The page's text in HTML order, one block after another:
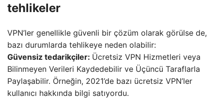
tehlikeler
VPN’ler genellikle güvenli bir çözüm olarak görülse de,
bazı durumlarda tehlikeye neden olabilir:
Güvensiz tedarikçiler: Ücretsiz VPN Hizmetleri veya
Bilinmeyen Verileri Kaydedebilir ve Üçüncü Taraflarla
Paylaşabilir. Örneğin, 2021’de bazı ücretsiz VPN’ler
kullanıcı hakkında bilgi satıyordu.